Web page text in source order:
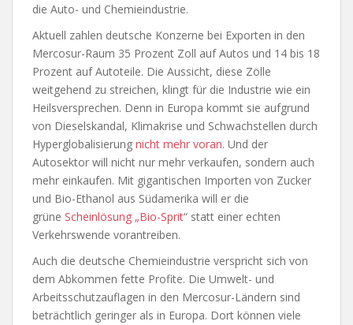
die Auto- und Chemieindustrie.
Aktuell zahlen deutsche Konzerne bei Exporten in den
Mercosur-Raum 35 Prozent Zoll auf Autos und 14 bis 18
Prozent auf Autoteile. Die Aussicht, diese Zölle
weitgehend zu streichen, klingt für die Industrie wie ein
Heilsversprechen. Denn in Europa kommt sie aufgrund
von Dieselskandal, Klimakrise und Schwachstellen durch
Hyperglobalisierung nicht mehr voran. Und der
Autosektor will nicht nur mehr verkaufen, sondern auch
mehr einkaufen. Mit gigantischen Importen von Zucker
und Bio-Ethanol aus Südamerika will er die
grüne Scheinlösung „Bio-Sprit“ statt einer echten
Verkehrswende vorantreiben.
Auch die deutsche Chemieindustrie verspricht sich von
dem Abkommen fette Profite. Die Umwelt- und
Arbeitsschutzauflagen in den Mercosur-Ländern sind
beträchtlich geringer als in Europa. Dort können viele